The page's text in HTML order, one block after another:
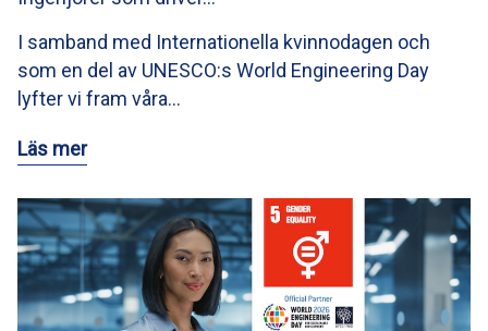
I samband med Internationella kvinnodagen och
som en del av UNESCO:s World Engineering Day
lyfter vi fram våra…
Läs mer